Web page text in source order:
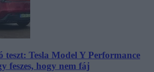
teszt: Tesla Model Y Performance
feszes, hogy nem fáj